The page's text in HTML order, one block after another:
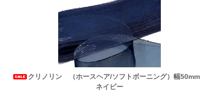
クリノリン （ホースヘア/ソフトボーニング）幅50mm
ネイビー